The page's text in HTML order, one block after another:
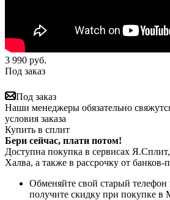
3 990 руб.
Под заказ
Под заказ
Наши менеджеры обязательно
условия заказа
Купить в сплит
Бери сейчас, плати потом!
Доступна покупка в сервисах
Халва, а также в рассрочку от банков-
Обменяйте свой старый
получите скидку при покупке в